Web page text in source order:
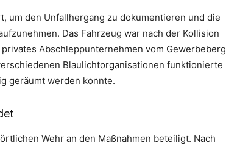
um den Unfallhergang zu dokumentieren und die
Das Fahrzeug war nach der Kollision
Abschleppunternehmen vom Gewerbeberg
Blaulichtorganisationen funktionierte
geräumt werden konnte.
Wehr an den Maßnahmen beteiligt. Nach